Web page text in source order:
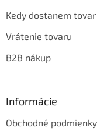
Kedy dostanem tovar
Vrátenie tovaru
B2B nákup
Informácie
Obchodné podmienky